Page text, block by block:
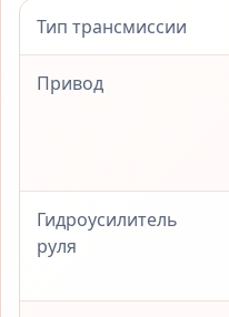
Тип трансмиссии
Привод
Гидроусилитель
руля